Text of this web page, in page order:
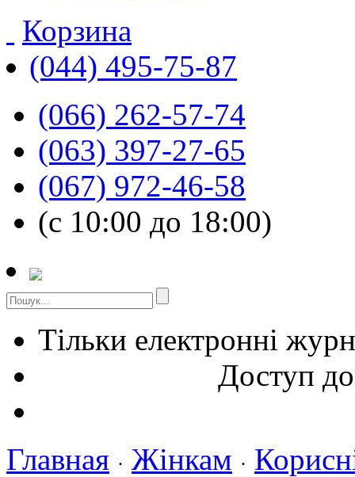
Корзина
(044) 495-75-87
(066) 262-57-74
(063) 397-27-65
(067) 972-46-58
(с 10:00 до 18:00)
Тільки електронні
Доступ
Главная · Жінкам ·